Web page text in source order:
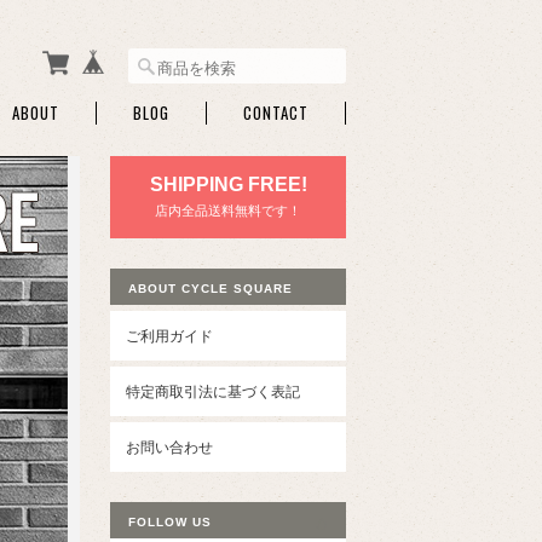
ABOUT BLOG CONTACT
SHIPPING FREE!
店内全品送料無料です！
ABOUT CYCLE SQUARE
ご利用ガイド
特定商取引法に基づく表記
お問い合わせ
FOLLOW US